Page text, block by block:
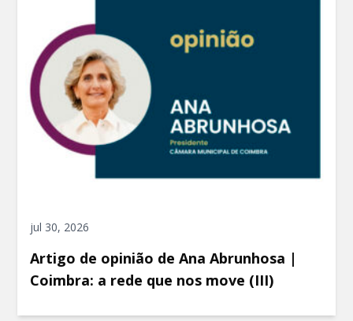
jul 30, 2026
Artigo de opinião de Ana Abrunhosa |
Coimbra: a rede que nos move (III)